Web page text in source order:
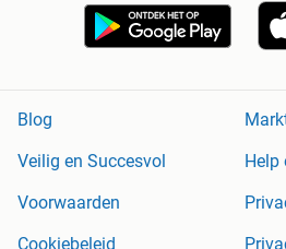
Blog
Veilig en Succesvol
Help
Voorwaarden
Cookiebeleid